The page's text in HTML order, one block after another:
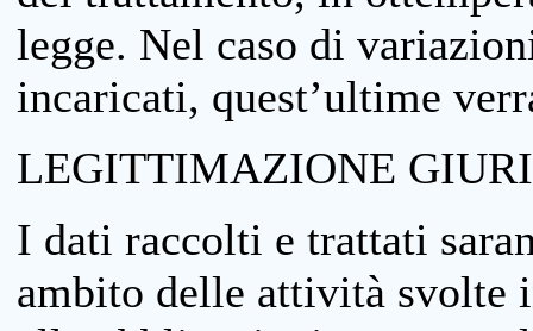
legge. Nel caso di
incaricati, quest’ultime
LEGITTIMAZIONE
I dati raccolti e trattati
ambito delle attività svolte